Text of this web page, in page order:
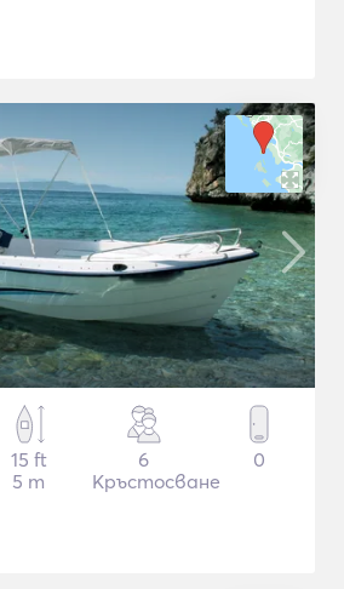
15 ft
5 m
6
Кръстосване
0